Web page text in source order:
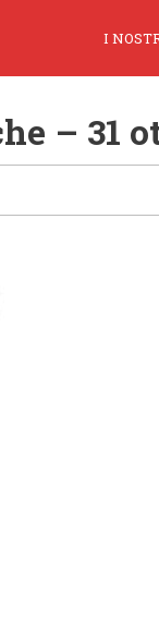
I
– 31